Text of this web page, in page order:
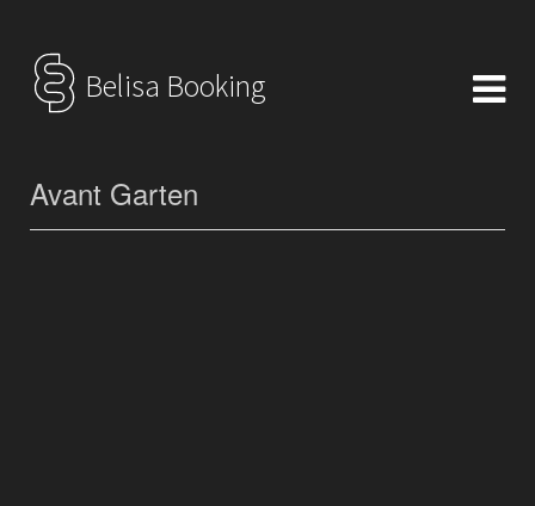
Belisa Booking
Avant Garten